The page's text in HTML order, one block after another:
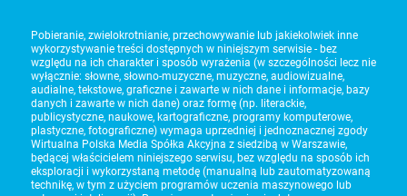
Pobieranie, zwielokrotnianie, przechowywanie lub jakiekolwiek inne
wykorzystywanie treści dostępnych w niniejszym serwisie - bez
względu na ich charakter i sposób wyrażenia (w szczególności lecz nie
wyłącznie: słowne, słowno-muzyczne, muzyczne, audiowizualne,
audialne, tekstowe, graficzne i zawarte w nich dane i informacje, bazy
danych i zawarte w nich dane) oraz formę (np. literackie,
publicystyczne, naukowe, kartograficzne, programy komputerowe,
plastyczne, fotograficzne) wymaga uprzedniej i jednoznacznej zgody
Wirtualna Polska Media Spółka Akcyjna z siedzibą w Warszawie,
będącej właścicielem niniejszego serwisu, bez względu na sposób ich
eksploracji i wykorzystaną metodę (manualną lub zautomatyzowaną
technikę, w tym z użyciem programów uczenia maszynowego lub